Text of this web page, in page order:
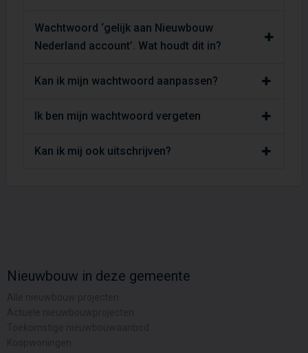
Wachtwoord ‘gelijk aan Nieuwbouw
Nederland account’. Wat houdt dit in?
Kan ik mijn wachtwoord aanpassen?
Ik ben mijn wachtwoord vergeten
Kan ik mij ook uitschrijven?
Nieuwbouw in deze gemeente